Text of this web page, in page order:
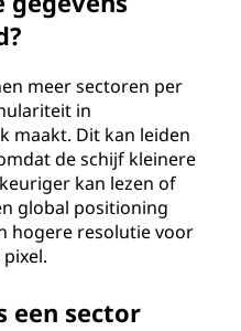
meer sectoren per
in
maakt. Dit kan leiden
de schijf kleinere
kan lezen of
global positioning
hogere resolutie voor
een sector